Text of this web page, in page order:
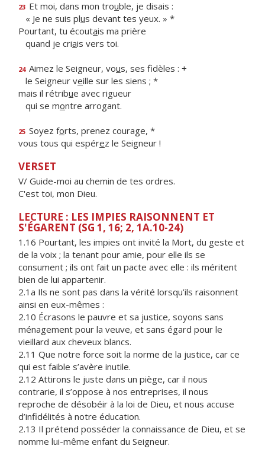
23 Et moi, dans mon trouble, je disais :
« Je ne suis plus devant tes yeux. » *
Pourtant, tu écoutais ma prière
quand je criais vers toi.
24 Aimez le Seigneur, vous, ses fidèles : +
le Seigneur veille sur les siens ; *
mais il rétribue avec rigueur
qui se montre arrogant.
25 Soyez forts, prenez courage, *
vous tous qui espérez le Seigneur !
VERSET
V/ Guide-moi au chemin de tes ordres.
C'est toi, mon Dieu.
LECTURE : LES IMPIES RAISONNENT ET
S'ÉGARENT (SG 1, 16; 2, 1A.10-24)
1.16 Pourtant, les impies ont invité la Mort, du geste et
de la voix ; la tenant pour amie, pour elle ils se
consument ; ils ont fait un pacte avec elle : ils méritent
bien de lui appartenir.
2.1a Ils ne sont pas dans la vérité lorsqu’ils raisonnent
ainsi en eux-mêmes :
2.10 Écrasons le pauvre et sa justice, soyons sans
ménagement pour la veuve, et sans égard pour le
vieillard aux cheveux blancs.
2.11 Que notre force soit la norme de la justice, car ce
qui est faible s’avère inutile.
2.12 Attirons le juste dans un piège, car il nous
contrarie, il s’oppose à nos entreprises, il nous
reproche de désobéir à la loi de Dieu, et nous accuse
d’infidélités à notre éducation.
2.13 Il prétend posséder la connaissance de Dieu, et se
nomme lui-même enfant du Seigneur.